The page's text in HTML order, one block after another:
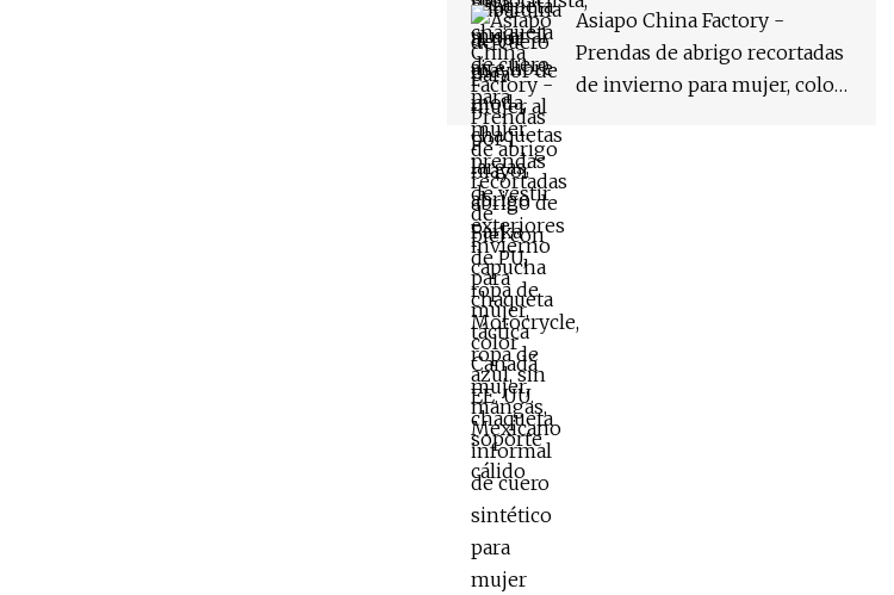
para mujer
Asiapo China Factory -
Prendas de abrigo recortadas
de invierno para mujer, color